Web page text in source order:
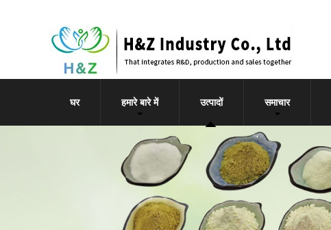
घर हमारे बारे में उत्पादों समाचार